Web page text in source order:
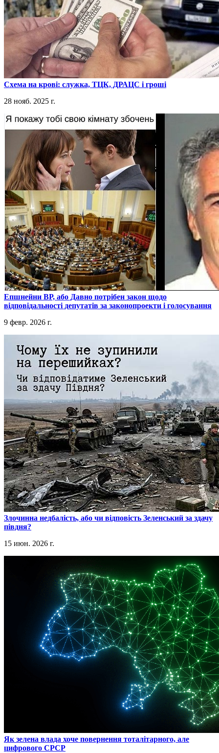
​Схема на крові: служка, ТЦК, ДРАЦС і гроші
28 нояб. 2025 г.
​Епшнейни ВР, або Давно потрібен закон щодо
відповідальності депутатів за законопроекти і голосування
9 февр. 2026 г.
​Злочинна недбалість, або чи відповість Зеленський за здачу
півдня?
15 июн. 2026 г.
​Як зелена влада хоче повернення тоталітарного, але
цифрового СРСР